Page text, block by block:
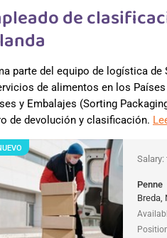
de
parte del equipo de logística
de alimentos en los
y Embalajes (Sorting
de devolución y clasificación.
Salary:
Penne
Breda,